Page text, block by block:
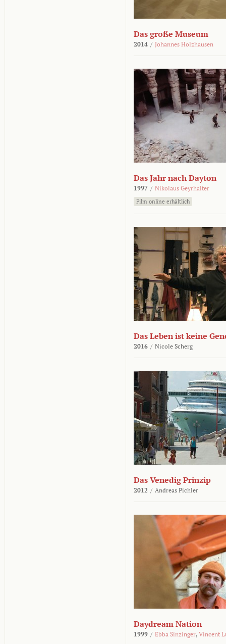
Das große Museum
2014 / Johannes Holzhausen
Das Jahr nach Dayton
1997 / Nikolaus Geyrhalter
Film online erhältlich
Das Leben ist keine
2016 / Nicole Scherg
Das Venedig Prinzip
2012 / Andreas Pichler
Daydream Nation
1999 / Ebba Sinzinger, Vincent